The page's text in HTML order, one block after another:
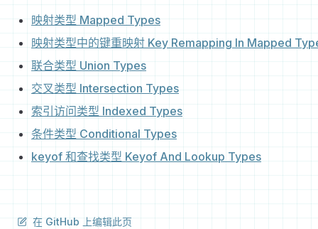
映射类型 Mapped Types
映射类型中的键重映射 Key Remapping In Mapped
联合类型 Union Types
交叉类型 Intersection Types
索引访问类型 Indexed Types
条件类型 Conditional Types
keyof 和查找类型 Keyof And Lookup Types
在 GitHub 上编辑此页